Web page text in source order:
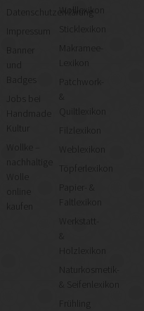
Datenschutzerklärung
Kultur
Wollke –
nachhaltige
kaufen
Wolllexikon
Sticklexikon
Makramee-
Lexikon
Patchwork-
&
Quiltlexikon
Weblexikon
Töpferlexikon
Papier- &
Faltlexikon
Werkstatt-
&
Holzlexikon
Naturkosmetik-
& Seifenlexikon
Frühling